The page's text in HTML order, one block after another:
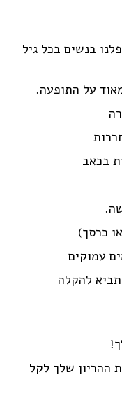
בנשים בכל גיל
על התופעה.
בכאב
כרסך)
עמוקים
להקלה
ההריון שלך לקל